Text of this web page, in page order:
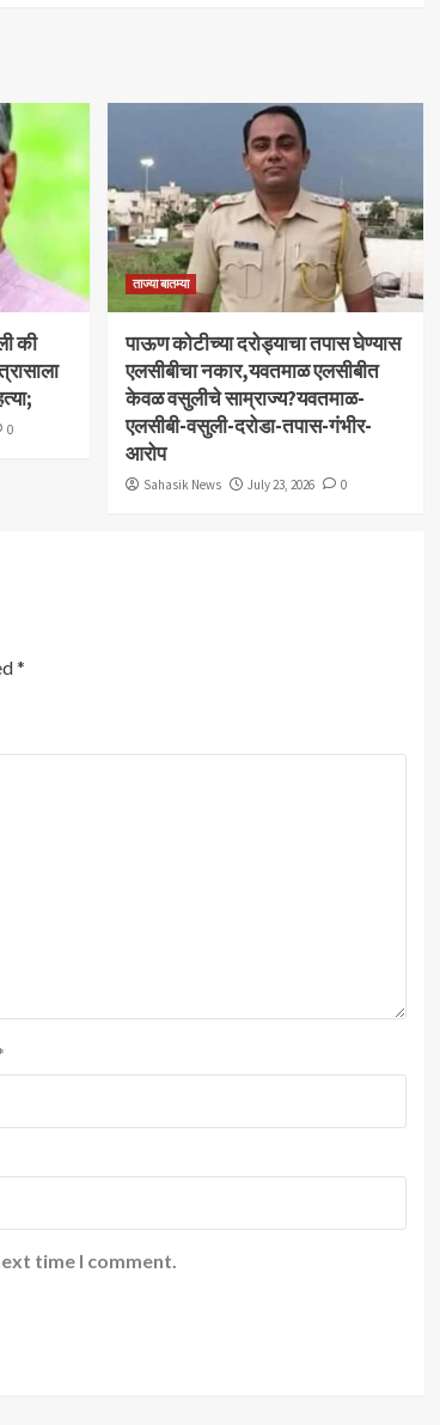
की
0
ताज्या बातम्या
पाऊण कोटीच्या दरोड्याचा तपास घेण्यास
एलसीबीचा नकार,यवतमाळ एलसीबीत
केवळ वसुलीचे साम्राज्य?यवतमाळ-
एलसीबी-वसुली-दरोडा-तपास-गंभीर-
आरोप
Sahasik News July 23, 2026 0
*
time I comment.